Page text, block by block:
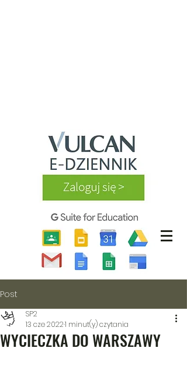
Post
WYCIECZKA DO WARSZAWY
SP2
13 cze 20221 minut(y) czytania